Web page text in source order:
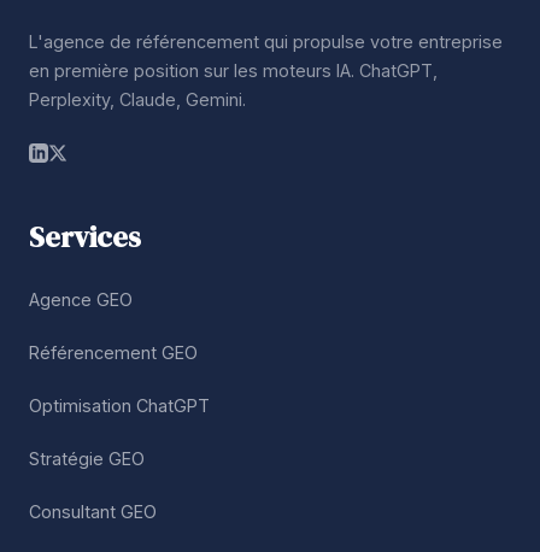
L'agence de référencement qui propulse votre entreprise
en première position sur les moteurs IA. ChatGPT,
Perplexity, Claude, Gemini.
Services
Agence GEO
Référencement GEO
Optimisation ChatGPT
Stratégie GEO
Consultant GEO